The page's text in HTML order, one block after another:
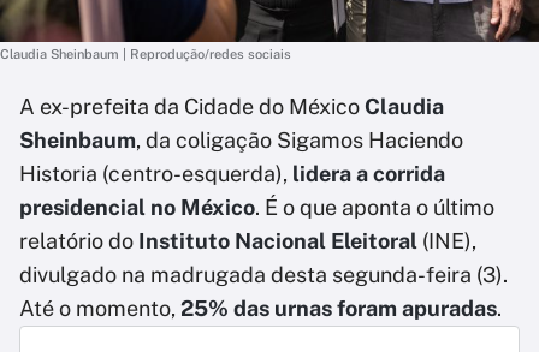
Claudia Sheinbaum | Reprodução/redes sociais
A ex-prefeita da Cidade do MéxicoClaudia
Sheinbaum, da coligação Sigamos Haciendo
Historia (centro-esquerda), lidera a corrida
presidencial no México. É o que aponta o último
relatório do Instituto Nacional Eleitoral (INE),
divulgado na madrugada desta segunda-feira (3).
Até o momento, 25% das urnas foram apuradas.